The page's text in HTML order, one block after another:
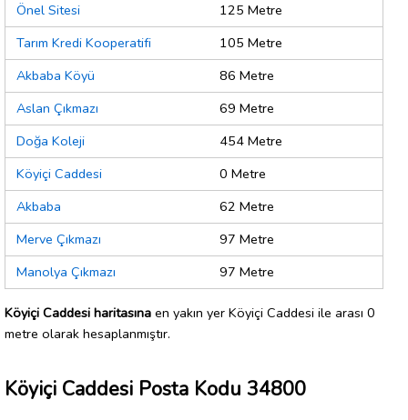
Önel Sitesi
125 Metre
Tarım Kredi Kooperatifi
105 Metre
Akbaba Köyü
86 Metre
Aslan Çıkmazı
69 Metre
Doğa Koleji
454 Metre
Köyiçi Caddesi
0 Metre
Akbaba
62 Metre
Merve Çıkmazı
97 Metre
Manolya Çıkmazı
97 Metre
Köyiçi Caddesi haritasına en yakın yer Köyiçi Caddesi ile arası 0
metre olarak hesaplanmıştır.
Köyiçi Caddesi Posta Kodu 34800